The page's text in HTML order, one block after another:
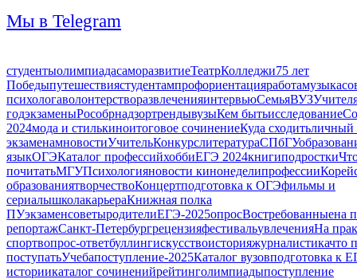
Мы в Telegram
студентыолимпиадасаморазвитиеТеатрКолледжи75 лет
Победыпутешествиястудентампрофориентацияработамузыка
психологаволонтерстворазвлеченияинтервьюСемьяВУЗ
годэкзаменыРособрнадзортрендывузыКем бытьисследование
2024мода и стилькиноитоговое сочинениеКуда сходитьличный
экзаменамновостиУчительКонкурслитератураСПбГУ
языкОГЭКаталог профессийхоббиЕГЭ 2024книгиподростки
почитатьМГУПсихологияновости кинонеделипрофессии
образованиятворчествоКонцертподготовка к ОГЭфильмы и
сериалышколакарьераКнижная полка
ПУэкзаменсоветыродителиЕГЭ-2025опросВостребованныена
репортажСанкт-ПетербургрецензияфестивальувлеченияНа
спортвопрос-ответбуллингискусствоисторияжурналистикачто
поступатьУчебапоступление-2025Каталог вузовподготовка к
историикаталог сочиненийрейтинголимпиадыпоступление